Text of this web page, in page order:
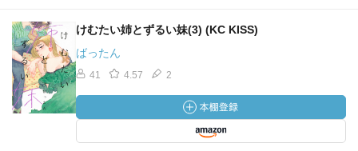
けむたい姉とずるい妹(3) (KC KISS)
ばったん
41 4.57 2